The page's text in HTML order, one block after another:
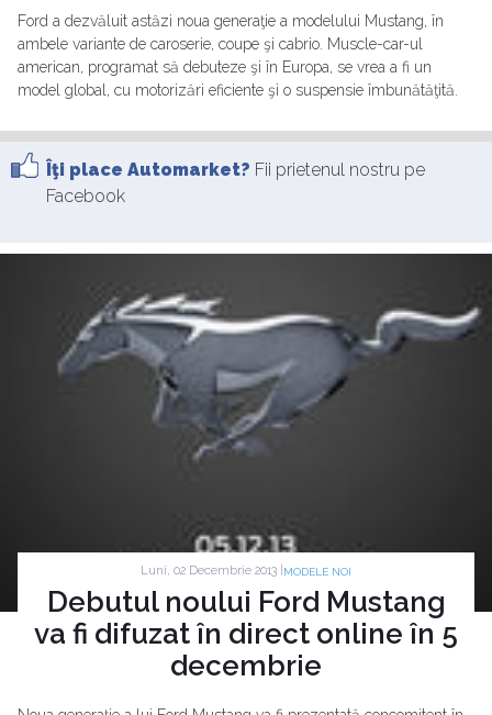
Ford a dezvăluit astăzi noua generaţie a modelului Mustang, în
ambele variante de caroserie, coupe şi cabrio. Muscle-car-ul
american, programat să debuteze şi în Europa, se vrea a fi un
model global, cu motorizări eficiente şi o suspensie îmbunătăţită.
Îţi place Automarket? Fii prietenul nostru pe
Facebook
Luni, 02 Decembrie 2013 | MODELE NOI
Debutul noului Ford Mustang
va fi difuzat în direct online în 5
decembrie